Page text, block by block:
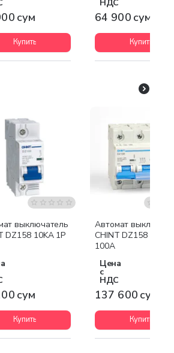
сум
Купить
НДС
64 900 сум
Купить
выключатель
DZ158 10KA 1P
сум
Купить
Автомат
CHINT DZ158 10KA
100A
Цена
с
НДС
137 600 сум
Купить